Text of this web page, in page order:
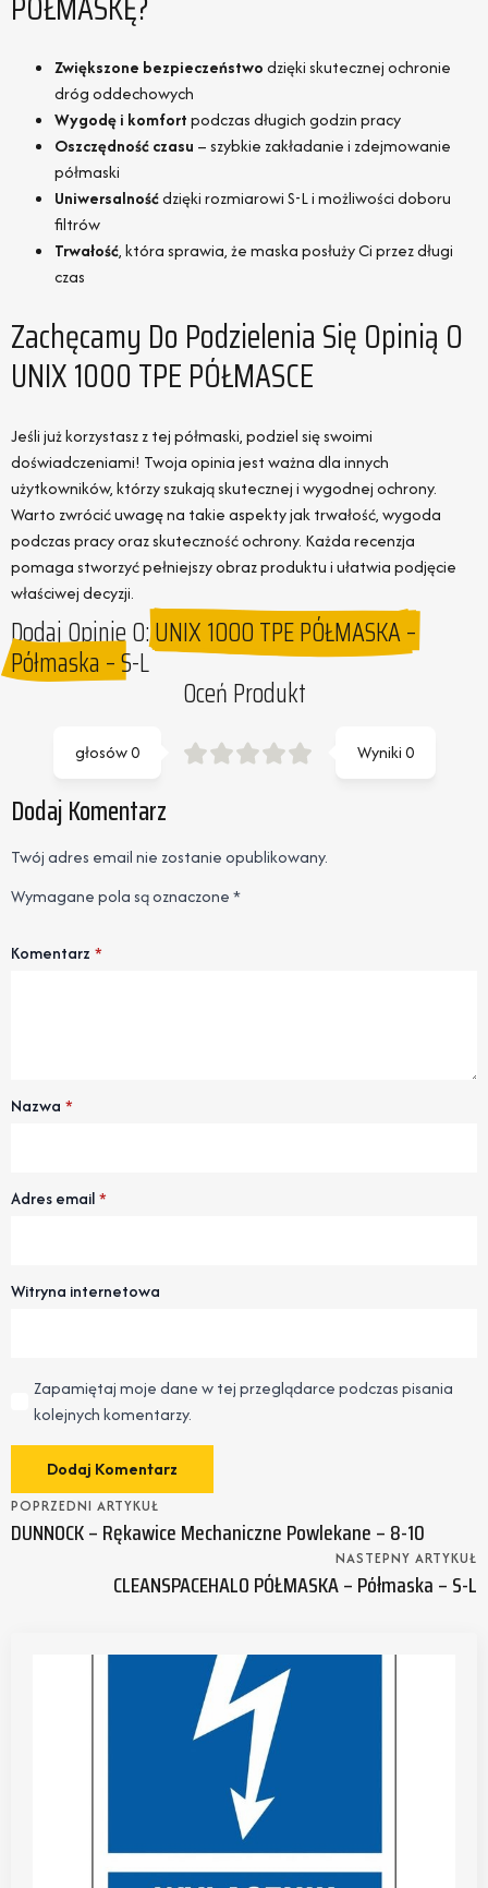
Zwiększone bezpieczeństwodzięki skutecznej ochronie
dróg oddechowych
Wygodę i komfortpodczas długich godzin pracy
Oszczędność czasu – szybkie zakładanie i zdejmowanie
półmaski
Uniwersalnośćdzięki rozmiarowi S-L i możliwości doboru
filtrów
Trwałość, która sprawia, że maska posłuży Ci przez długi
czas
Zachęcamy Do Podzielenia Się Opinią O
UNIX 1000 TPE PÓŁMASCE
Jeśli już korzystasz z tej półmaski, podziel się swoimi
doświadczeniami! Twoja opinia jest ważna dla innych
użytkowników, którzy szukają skutecznej i wygodnej ochrony.
Warto zwrócić uwagę na takie aspekty jak trwałość, wygoda
podczas pracy oraz skuteczność ochrony. Każda recenzja
pomaga stworzyć pełniejszy obraz produktu i ułatwia podjęcie
właściwej decyzji.
Dodaj Opinie O:UNIX 1000 TPE PÓŁMASKA –
Półmaska – S-L
Oceń Produkt
Wyniki0
głosów0
Dodaj Komentarz
Twój adres email nie zostanie opublikowany.
Wymagane pola są oznaczone*
Komentarz *
Nazwa *
Adres email*
Witryna internetowa
Zapamiętaj moje dane w tej przeglądarce podczas pisania
kolejnych komentarzy.
POPRZEDNI ARTYKUŁ
DUNNOCK – Rękawice Mechaniczne Powlekane – 8-10
NASTEPNY ARTYKUŁ
CLEANSPACEHALO PÓŁMASKA – Półmaska – S-L